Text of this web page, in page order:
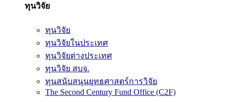
ทุนวิจัย
ทุนวิจัย
ทุนวิจัยในประเทศ
ทุนวิจัยต่างประเทศ
ทุนวิจัย สบจ.
ทุนสนับสนุนยุทธศาสตร์การวิจัย
The Second Century Fund Office (C2F)